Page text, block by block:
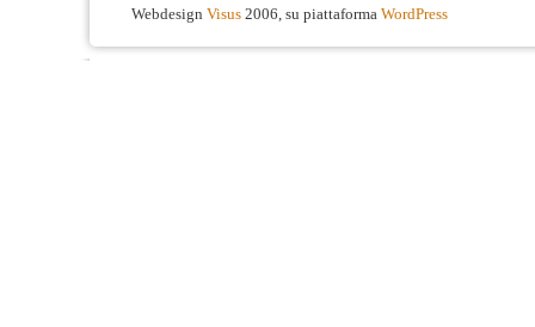
Webdesign Visus 2006, su piattaforma WordPress